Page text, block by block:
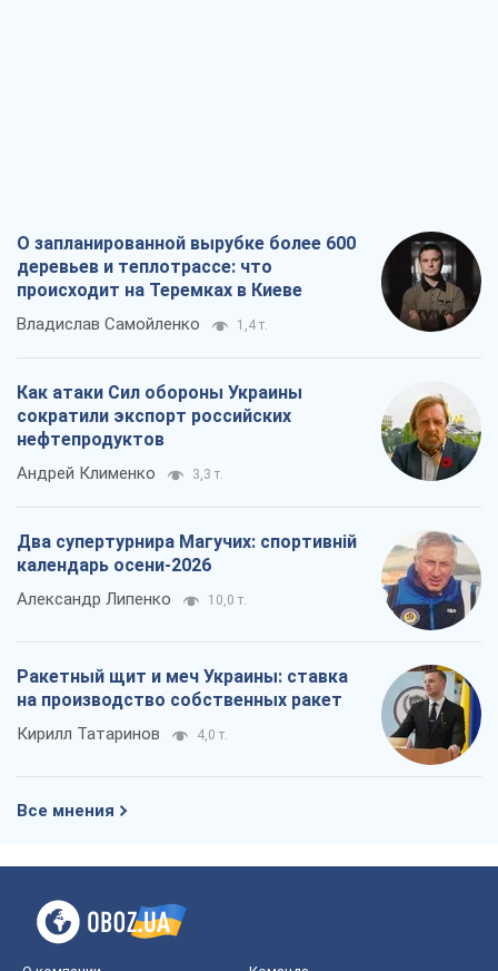
О запланированной вырубке более 600
деревьев и теплотрассе: что
происходит на Теремках в Киеве
Владислав Самойленко 1,4 т.
Как атаки Сил обороны Украины
сократили экспорт российских
нефтепродуктов
Андрей Клименко 3,3 т.
Два супертурнира Магучих: спортивній
календарь осени-2026
Александр Липенко 10,0 т.
Ракетный щит и меч Украины: ставка
на производство собственных ракет
Кирилл Татаринов 4,0 т.
Все мнения